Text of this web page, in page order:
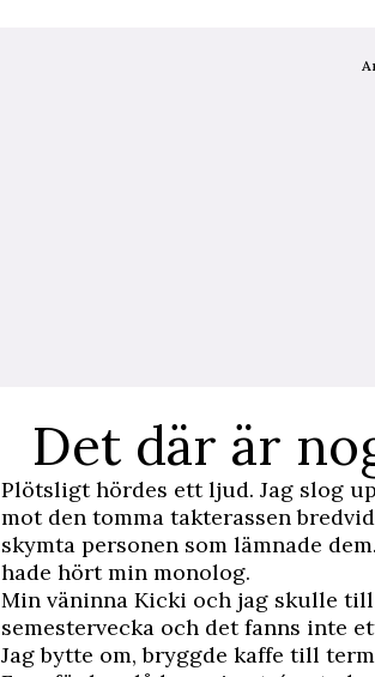
Det där är
Plötsligt hördes ett ljud. Jag slog
mot den tomma takterassen
skymta personen som lämnade
hade hört min monolog.
Min väninna Kicki och jag skulle
semestervecka och det fanns inte
Jag bytte om, bryggde kaffe till